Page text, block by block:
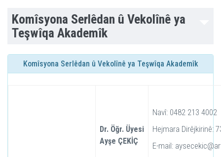
Komîsyona Serlêdan û Vekolînê ya
Teşwîqa Akademîk
Komîsyona Serlêdan û Vekolînê ya Teşwîqa Akademîk
Dr. Öğr. Üyesi
Ayşe ÇEKİÇ
Navî: 0482 213 4002
Hejmara Dirêjkirinê:
E-mail: